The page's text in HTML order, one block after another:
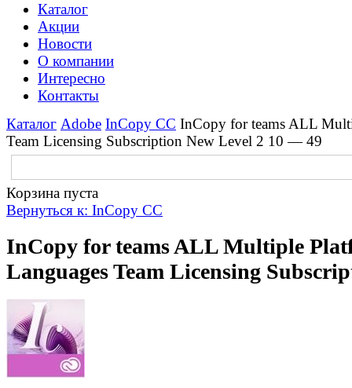
Каталог
Акции
Новости
О компании
Интересно
Контакты
Каталог Adobe InCopy CC InCopy for teams ALL
Team Licensing Subscription New Level 2 10 — 49
Корзина пуста
Вернуться к: InCopy CC
InCopy for teams ALL Multiple
Languages Team Licensing